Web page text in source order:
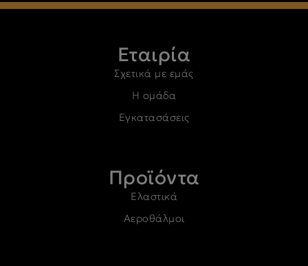
Εταιρία
Σχετικά με εμάς
Η ομάδα
Εγκατασάσεις
Προϊόντα
Ελαστικά
Αεροθάλμοι